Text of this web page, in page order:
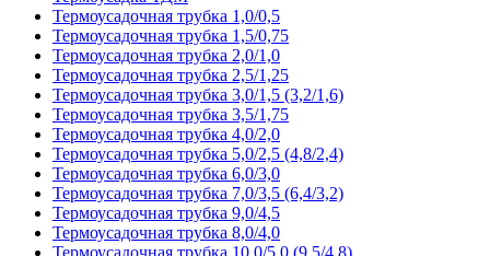
Термоусадочная трубка 1,0/0,5
Термоусадочная трубка 1,5/0,75
Термоусадочная трубка 2,0/1,0
Термоусадочная трубка 2,5/1,25
Термоусадочная трубка 3,0/1,5 (3,2/1,6)
Термоусадочная трубка 3,5/1,75
Термоусадочная трубка 4,0/2,0
Термоусадочная трубка 5,0/2,5 (4,8/2,4)
Термоусадочная трубка 6,0/3,0
Термоусадочная трубка 7,0/3,5 (6,4/3,2)
Термоусадочная трубка 9,0/4,5
Термоусадочная трубка 8,0/4,0
Термоусадочная трубка 10,0/5,0 (9,5/4,8)